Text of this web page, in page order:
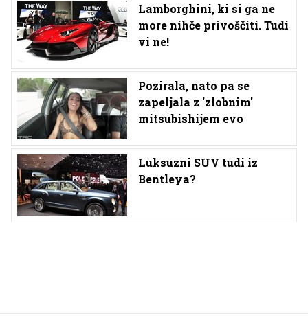
Lamborghini, ki si ga ne
more nihče privoščiti. Tudi
vi ne!
Pozirala, nato pa se
zapeljala z 'zlobnim'
mitsubishijem evo
Luksuzni SUV tudi iz
Bentleya?